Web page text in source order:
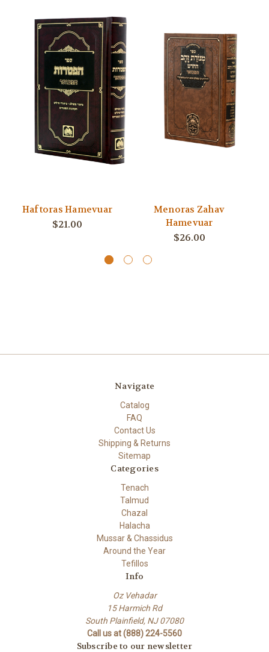
Haftoras Hamevuar
$21.00
Menoras Zahav
Hamevuar
$26.00
Navigate
Catalog
FAQ
Contact Us
Shipping & Returns
Sitemap
Categories
Tenach
Talmud
Chazal
Halacha
Mussar & Chassidus
Around the Year
Tefillos
Info
Oz Vehadar
15 Harmich Rd
South Plainfield, NJ 07080
Call us at (888) 224-5560
Subscribe to our newsletter